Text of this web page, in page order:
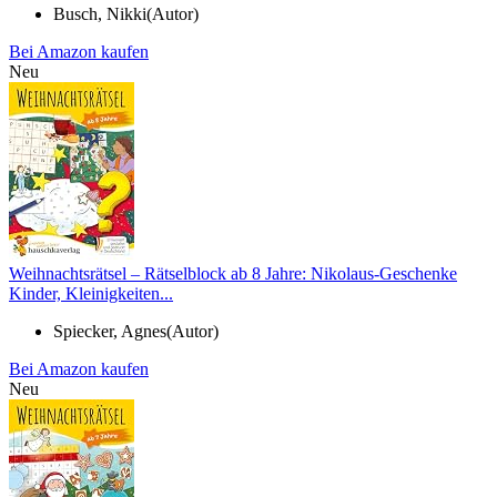
Busch, Nikki(Autor)
Bei Amazon kaufen
Neu
Weihnachtsrätsel – Rätselblock ab 8 Jahre: Nikolaus-Geschenke
Kinder, Kleinigkeiten...
Spiecker, Agnes(Autor)
Bei Amazon kaufen
Neu